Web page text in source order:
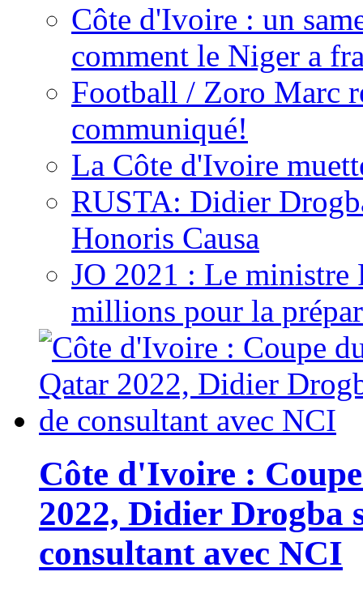
Côte d'Ivoire : un
comment le Niger a
Football / Zoro Marc
communiqué!
La Côte d'Ivoire
RUSTA: Didier
Honoris Causa
JO 2021 : Le ministre
millions pour la
Côte d'Ivoire :
2022, Didier Drogba
consultant avec NCI